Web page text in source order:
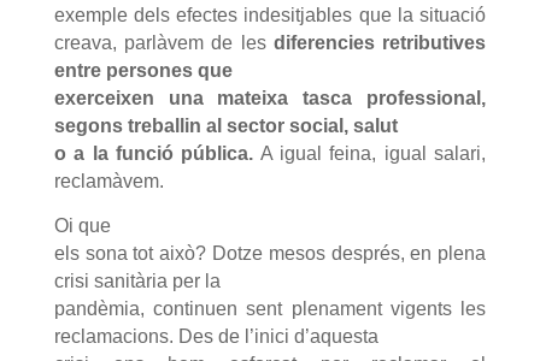
exemple dels efectes indesitjables que la situació
creava, parlàvem de les diferencies retributives
entre persones que
exerceixen una mateixa tasca professional,
segons treballin al sector social, salut
o a la funció pública. A igual feina, igual salari,
reclamàvem.
Oi que
els sona tot això? Dotze mesos després, en plena
crisi sanitària per la
pandèmia, continuen sent plenament vigents les
reclamacions. Des de l’inici d’aquesta